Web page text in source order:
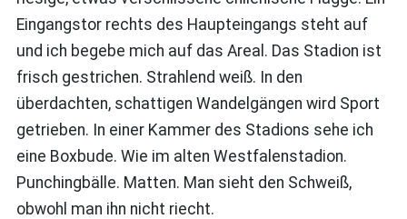
Eingangstor rechts des Haupteingangs steht auf
und ich begebe mich auf das Areal. Das Stadion ist
frisch gestrichen. Strahlend weiß. In den
überdachten, schattigen Wandelgängen wird Sport
getrieben. In einer Kammer des Stadions sehe ich
eine Boxbude. Wie im alten Westfalenstadion.
Punchingbälle. Matten. Man sieht den Schweiß,
obwohl man ihn nicht riecht.